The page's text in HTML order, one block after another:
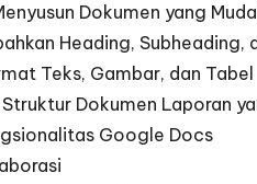
Dokumen yang
Heading, Subheading,
Teks, Gambar, dan Tabel
Dokumen Laporan
Google Docs